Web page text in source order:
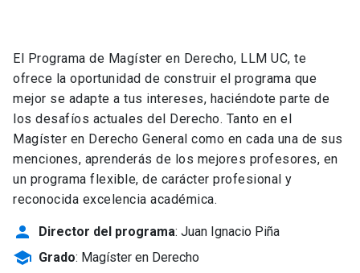
El Programa de Magíster en Derecho, LLM UC, te
ofrece la oportunidad de construir el programa que
mejor se adapte a tus intereses, haciéndote parte de
los desafíos actuales del Derecho. Tanto en el
Magíster en Derecho General como en cada una de sus
menciones, aprenderás de los mejores profesores, en
un programa flexible, de carácter profesional y
reconocida excelencia académica.
person Director del programa: Juan Ignacio Piña
school Grado: Magíster en Derecho